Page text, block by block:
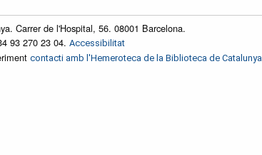
Carrer de l'Hospital, 56. 08001 Barcelona.
93 270 23 04. Accessibilitat
contacti amb l'Hemeroteca de la Biblioteca de Catalunya